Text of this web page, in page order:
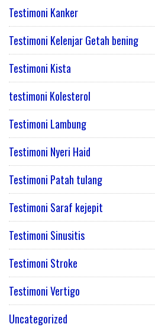
Testimoni Kanker
Testimoni Kelenjar Getah bening
Testimoni Kista
testimoni Kolesterol
Testimoni Lambung
Testimoni Nyeri Haid
Testimoni Patah tulang
Testimoni Saraf kejepit
Testimoni Sinusitis
Testimoni Stroke
Testimoni Vertigo
Uncategorized